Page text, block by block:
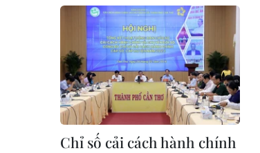
Chỉ số cải cách hành chính